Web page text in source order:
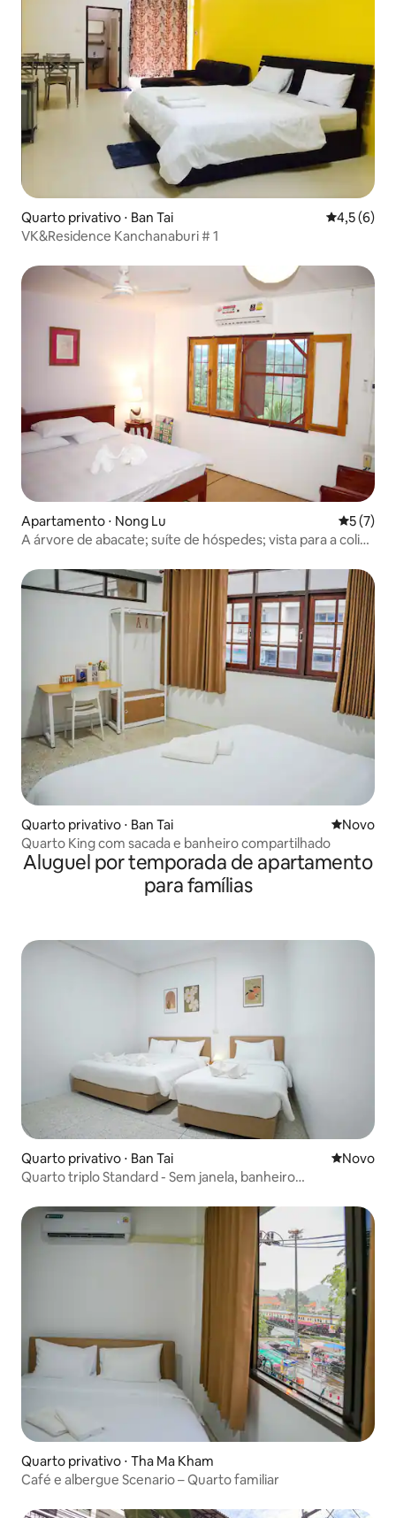
Quarto privativo ⋅ Ban Tai 4,5 de
4,5 (6)
VK&Residence Kanchanaburi # 1
Apartamento ⋅ Nong Lu 5 de
5 (7)
A árvore de abacate; suíte de hóspedes; vista para a colina
Quarto privativo ⋅ Ban Tai Novo
Novo
Quarto King com sacada e banheiro compartilhado
Aluguel por temporada de apartamento
para famílias
Quarto privativo ⋅ Ban Tai Novo
Novo
Quarto triplo Standard - Sem janela, banheiro
Quarto privativo ⋅ Tha Ma Kham
Café e albergue Scenario – Quarto familiar